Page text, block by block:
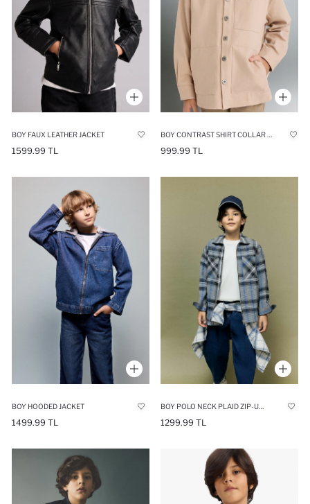
BOY FAUX LEATHER JACKET
1599.99 TL
BOY CONTRAST SHIRT COLLAR GABARDINE SHIRT JACKET
999.99 TL
BOY HOODED JACKET
1499.99 TL 1299.99 TL